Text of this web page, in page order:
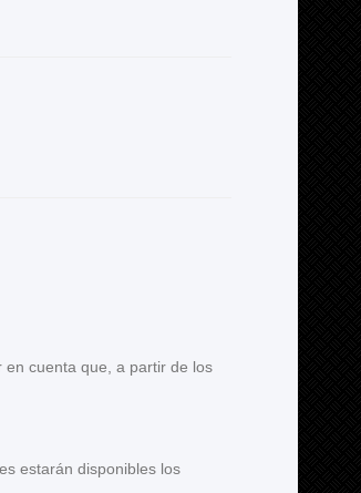
en cuenta que, a partir de los
estarán disponibles los